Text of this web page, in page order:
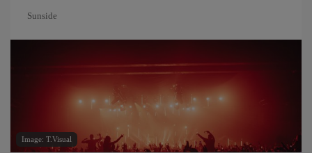
Sunside
Image: T.Visual